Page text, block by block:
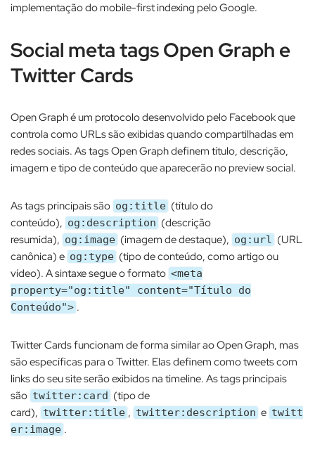
implementação do mobile-first indexing pelo Google.
Social meta tags Open Graph e
Twitter Cards
Open Graph é um protocolo desenvolvido pelo Facebook que
controla como URLs são exibidas quando compartilhadas em
redes sociais. As tags Open Graph definem título, descrição,
imagem e tipo de conteúdo que aparecerão no preview social.​
As tags principais são og:title (título do
conteúdo), og:description (descrição
resumida), og:image (imagem de destaque), og:url (URL
canônica) e og:type (tipo de conteúdo, como artigo ou
vídeo). A sintaxe segue o formato <meta
property="og:title" content="Título do
Conteúdo"> .​
Twitter Cards funcionam de forma similar ao Open Graph, mas
são específicas para o Twitter. Elas definem como tweets com
links do seu site serão exibidos na timeline. As tags principais
são twitter:card (tipo de
card), twitter:title , twitter:description e twitt
er:image .​